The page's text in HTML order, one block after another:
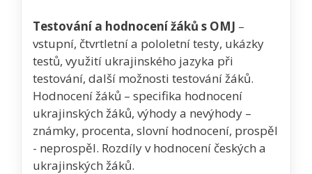
Testování a hodnocení žáků s OMJ –
vstupní, čtvrtletní a pololetní testy, ukázky
testů, využití ukrajinského jazyka při
testování, další možnosti testování žáků.
Hodnocení žáků – specifika hodnocení
ukrajinských žáků, výhody a nevýhody –
známky, procenta, slovní hodnocení, prospěl
- neprospěl. Rozdíly v hodnocení českých a
ukrajinských žáků.